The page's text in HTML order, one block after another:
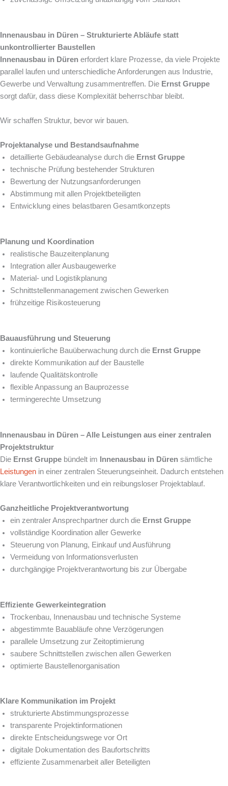
Innenausbau in Düren – Strukturierte Abläufe statt
unkontrollierter Baustellen
Innenausbau in Düren erfordert klare Prozesse, da viele Projekte
parallel laufen und unterschiedliche Anforderungen aus Industrie,
Gewerbe und Verwaltung zusammentreffen. Die Ernst Gruppe
sorgt dafür, dass diese Komplexität beherrschbar bleibt.
Wir schaffen Struktur, bevor wir bauen.
Projektanalyse und Bestandsaufnahme
detaillierte Gebäudeanalyse durch die Ernst Gruppe
technische Prüfung bestehender Strukturen
Bewertung der Nutzungsanforderungen
Abstimmung mit allen Projektbeteiligten
Entwicklung eines belastbaren Gesamtkonzepts
Planung und Koordination
realistische Bauzeitenplanung
Integration aller Ausbaugewerke
Material- und Logistikplanung
Schnittstellenmanagement zwischen Gewerken
frühzeitige Risikosteuerung
Bauausführung und Steuerung
kontinuierliche Bauüberwachung durch die Ernst Gruppe
direkte Kommunikation auf der Baustelle
laufende Qualitätskontrolle
flexible Anpassung an Bauprozesse
termingerechte Umsetzung
Innenausbau in Düren – Alle Leistungen aus einer zentralen
Projektstruktur
Die Ernst Gruppe bündelt im Innenausbau in Düren sämtliche
Leistungen in einer zentralen Steuerungseinheit. Dadurch entstehen
klare Verantwortlichkeiten und ein reibungsloser Projektablauf.
Ganzheitliche Projektverantwortung
ein zentraler Ansprechpartner durch die Ernst Gruppe
vollständige Koordination aller Gewerke
Steuerung von Planung, Einkauf und Ausführung
Vermeidung von Informationsverlusten
durchgängige Projektverantwortung bis zur Übergabe
Effiziente Gewerkeintegration
Trockenbau, Innenausbau und technische Systeme
abgestimmte Bauabläufe ohne Verzögerungen
parallele Umsetzung zur Zeitoptimierung
saubere Schnittstellen zwischen allen Gewerken
optimierte Baustellenorganisation
Klare Kommunikation im Projekt
strukturierte Abstimmungsprozesse
transparente Projektinformationen
direkte Entscheidungswege vor Ort
digitale Dokumentation des Baufortschritts
effiziente Zusammenarbeit aller Beteiligten